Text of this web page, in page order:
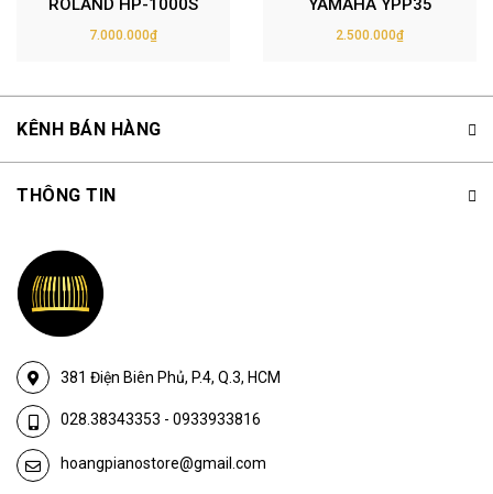
ROLAND HP-1000S
7.000.000₫
YAMAHA YPP35
2.500.000₫
KÊNH BÁN HÀNG
381 Điện Biên Phủ, P.4, Q.3, HCM
028.38343353 - 0933933816
hoangpianostore@gmail.com
THÔNG TIN